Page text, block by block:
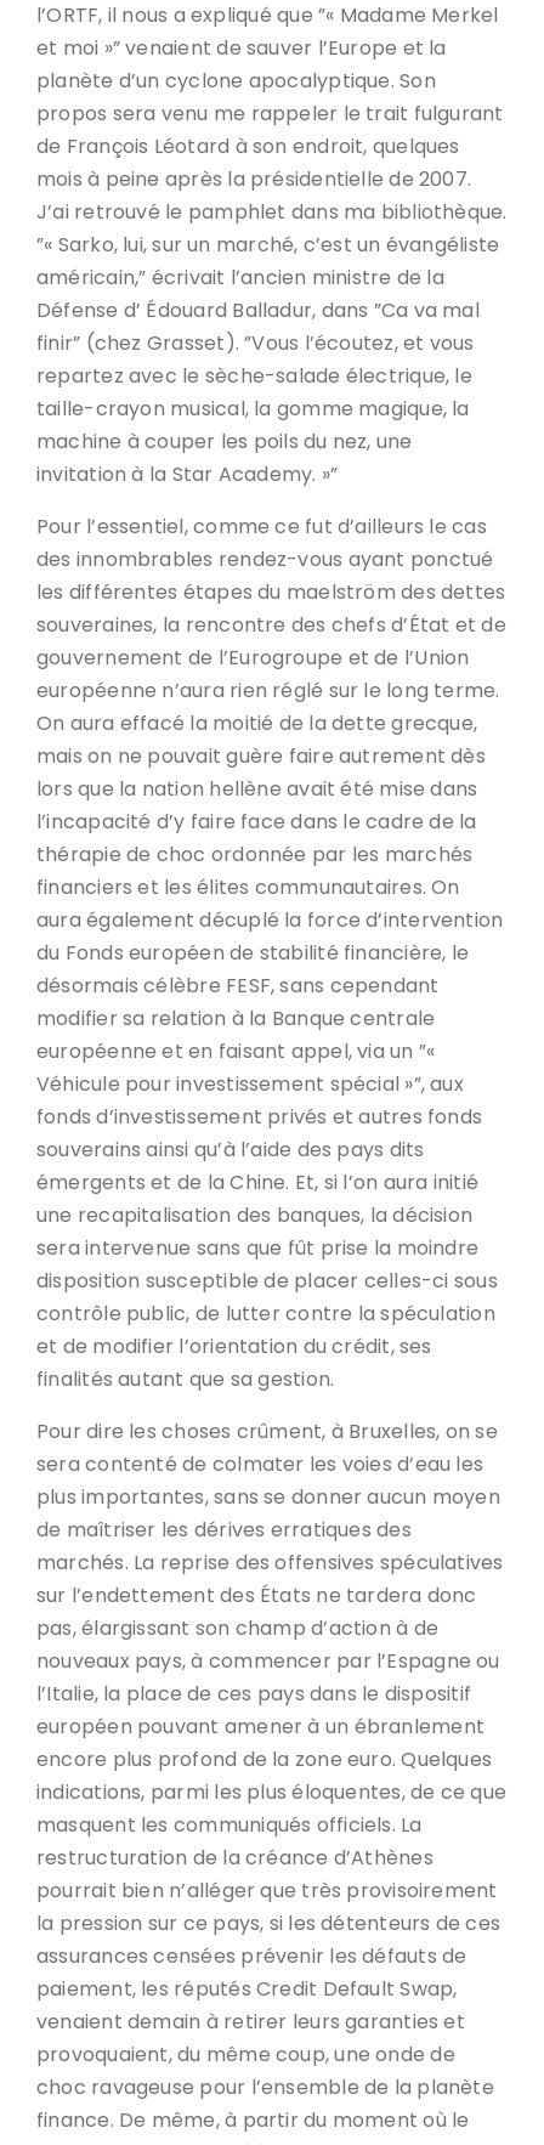
l’ORTF, il nous a expliqué que ”« Madame Merkel
et moi »” venaient de sauver l’Europe et la
planète d’un cyclone apocalyptique. Son
propos sera venu me rappeler le trait fulgurant
de François Léotard à son endroit, quelques
mois à peine après la présidentielle de 2007.
J’ai retrouvé le pamphlet dans ma bibliothèque.
”« Sarko, lui, sur un marché, c’est un évangéliste
américain,” écrivait l’ancien ministre de la
Défense d’ Édouard Balladur, dans ”Ca va mal
finir” (chez Grasset). ”Vous l’écoutez, et vous
repartez avec le sèche-salade électrique, le
taille-crayon musical, la gomme magique, la
machine à couper les poils du nez, une
invitation à la Star Academy. »”
Pour l’essentiel, comme ce fut d’ailleurs le cas
des innombrables rendez-vous ayant ponctué
les différentes étapes du maelström des dettes
souveraines, la rencontre des chefs d’État et de
gouvernement de l’Eurogroupe et de l’Union
européenne n’aura rien réglé sur le long terme.
On aura effacé la moitié de la dette grecque,
mais on ne pouvait guère faire autrement dès
lors que la nation hellène avait été mise dans
l’incapacité d’y faire face dans le cadre de la
thérapie de choc ordonnée par les marchés
financiers et les élites communautaires. On
aura également décuplé la force d’intervention
du Fonds européen de stabilité financière, le
désormais célèbre FESF, sans cependant
modifier sa relation à la Banque centrale
européenne et en faisant appel, via un ”«
Véhicule pour investissement spécial »”, aux
fonds d’investissement privés et autres fonds
souverains ainsi qu’à l’aide des pays dits
émergents et de la Chine. Et, si l’on aura initié
une recapitalisation des banques, la décision
sera intervenue sans que fût prise la moindre
disposition susceptible de placer celles-ci sous
contrôle public, de lutter contre la spéculation
et de modifier l’orientation du crédit, ses
finalités autant que sa gestion.
Pour dire les choses crûment, à Bruxelles, on se
sera contenté de colmater les voies d’eau les
plus importantes, sans se donner aucun moyen
de maîtriser les dérives erratiques des
marchés. La reprise des offensives spéculatives
sur l’endettement des États ne tardera donc
pas, élargissant son champ d’action à de
nouveaux pays, à commencer par l’Espagne ou
l’Italie, la place de ces pays dans le dispositif
européen pouvant amener à un ébranlement
encore plus profond de la zone euro. Quelques
indications, parmi les plus éloquentes, de ce que
masquent les communiqués officiels. La
restructuration de la créance d’Athènes
pourrait bien n’alléger que très provisoirement
la pression sur ce pays, si les détenteurs de ces
assurances censées prévenir les défauts de
paiement, les réputés Credit Default Swap,
venaient demain à retirer leurs garanties et
provoquaient, du même coup, une onde de
choc ravageuse pour l’ensemble de la planète
finance. De même, à partir du moment où le